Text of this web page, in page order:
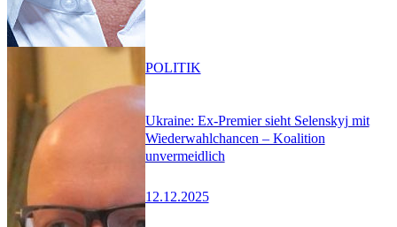
Ukraine: Ex-Premier sieht Selenskyj mit
Wiederwahlchancen – Koalition
unvermeidlich
12.12.2025
POLITIK